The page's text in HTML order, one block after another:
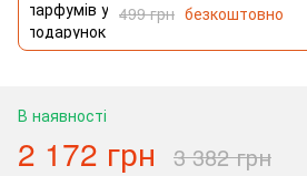
499 грн безкоштовно
В наявності
2 172 грн 3 382 грн